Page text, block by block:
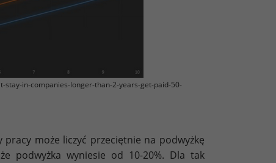
in-companies-longer-than-2-years-get-paid-50-
pracy może liczyć przeciętnie na podwyżkę
podwyżka wyniesie od 10-20%. Dla tak